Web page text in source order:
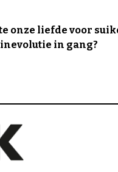
onze liefde voor
in gang?